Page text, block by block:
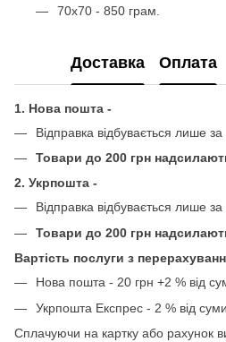
70х70 - 850 грам.
Доставка Оплата
1. Нова пошта -
Відправка відбувається лише
Товари до 200 грн
2. Укрпошта -
Відправка відбувається лише за
Товари до 200 грн
Вартість послуги з
Нова пошта - 20 грн +2 % від
Укрпошта Експрес - 2 % від
Сплачуючи на картку або рахунок